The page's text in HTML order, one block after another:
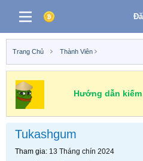
Trang Chủ Thành Viên
Hướng dẫn
Tukashgum
Tham gia 13 Tháng chín 2024